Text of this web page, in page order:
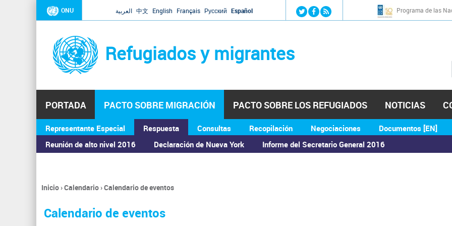
Jump to navigation
ONU العربية 中文 English Français Русский Español Programa de las
Refugiados y migrantes
PORTADA PACTO SOBRE MIGRACIÓN
Representante Especial
Respuesta
Reunión de alto nivel 2016
Declaración de Nueva York Informe del Secretario General 2016
Consultas Recopilación Negociaciones Documentos [EN]
PACTO SOBRE LOS REFUGIADOS NOTICIAS
ASAMBLEA GENERAL
Se
encuentra
usted
Inicio›Calendario›Calendario de eventos
Calendario de eventos